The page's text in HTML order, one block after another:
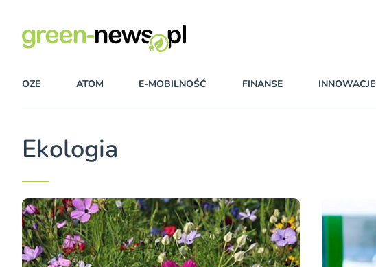
OZE ATOM E-MOBILNOŚĆ FINANSE INNOWACJE
Ekologia